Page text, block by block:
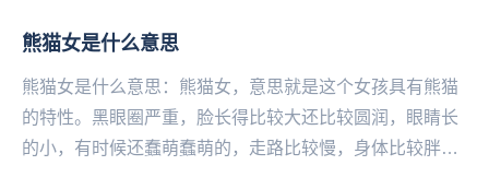
熊猫女是什么意思
熊猫女是什么意思：熊猫女，意思就是这个女孩具有熊猫
的特性。黑眼圈严重，脸长得比较大还比较圆润，眼睛长
的小，有时候还蠢萌蠢萌的，走路比较慢，身体比较胖。